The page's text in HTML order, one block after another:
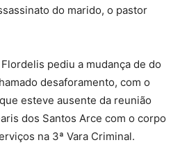
do marido, o pastor
pediu a mudança de do
desaforamento, com o
esteve ausente da reunião
dos Santos Arce com o corpo
na 3ª Vara Criminal.